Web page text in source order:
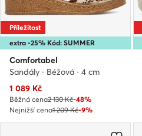
extra -25% Kód: SUMMER
Příležitost
Comfortabel
Sandály · Béžová · 4 cm
Aktuální cena
1 089 Kč
Běžná cena2 130 Kč-48%
Nejnižší cena1 209 Kč-9%